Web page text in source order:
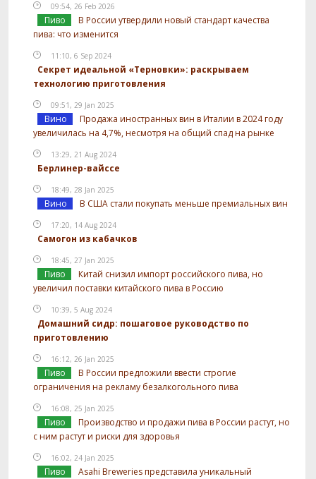
09:54, 26 Feb 2026
Пиво
В России утвердили новый стандарт качества
пива: что изменится
11:10, 6 Sep 2024
Секрет идеальной «Терновки»: раскрываем
технологию приготовления
09:51, 29 Jan 2025
Вино
Продажа иностранных вин в Италии в 2024 году
увеличилась на 4,7%, несмотря на общий спад на рынке
13:29, 21 Aug 2024
Берлинер-вайссе
18:49, 28 Jan 2025
Вино В США стали покупать меньше премиальных вин
17:20, 14 Aug 2024
Самогон из кабачков
18:45, 27 Jan 2025
Пиво
Китай снизил импорт российского пива, но
увеличил поставки китайского пива в Россию
10:39, 5 Aug 2024
Домашний сидр: пошаговое руководство по
приготовлению
16:12, 26 Jan 2025
Пиво
В России предложили ввести строгие
ограничения на рекламу безалкогольного пива
16:08, 25 Jan 2025
Пиво
Производство и продажи пива в России растут, но
с ним растут и риски для здоровья
16:02, 24 Jan 2025
Пиво Asahi Breweries представила уникальный